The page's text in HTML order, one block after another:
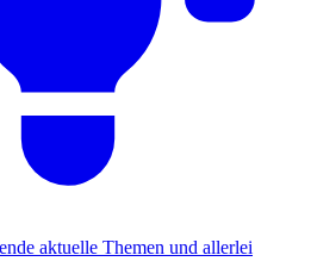
aktuelle Themen und allerlei